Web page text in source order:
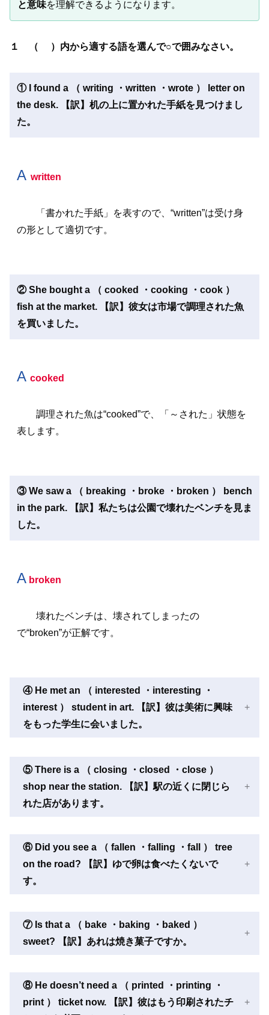
と意味を理解できるようになります。
１ （ ）内から適する語を選んで○で囲みなさい。
① I found a （ writing ・written ・wrote ） letter on
the desk. 【訳】机の上に置かれた手紙を見つけまし
た。
A written
「書かれた手紙」を表すので、“written”は受け身
の形として適切です。
② She bought a （ cooked ・cooking ・cook ）
fish at the market. 【訳】彼女は市場で調理された魚
を買いました。
A cooked
調理された魚は“cooked”で、「～された」状態を
表します。
③ We saw a （ breaking ・broke ・broken ） bench
in the park. 【訳】私たちは公園で壊れたベンチを見ま
した。
A broken
壊れたベンチは、壊されてしまったの
で“broken”が正解です。
④ He met an （ interested ・interesting ・
interest ） student in art. 【訳】彼は美術に興味
をもった学生に会いました。
⑤ There is a （ closing ・closed ・close ）
shop near the station. 【訳】駅の近くに閉じら
れた店があります。
⑥ Did you see a （ fallen ・falling ・fall ） tree
on the road? 【訳】ゆで卵は食べたくないで
す。
⑦ Is that a （ bake ・baking ・baked ）
sweet? 【訳】あれは焼き菓子ですか。
⑧ He doesn’t need a （ printed ・printing ・
print ） ticket now. 【訳】彼はもう印刷されたチ